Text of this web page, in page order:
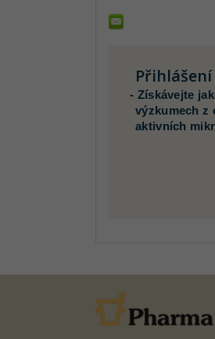
- Získávejte
výzkumech z
aktivních